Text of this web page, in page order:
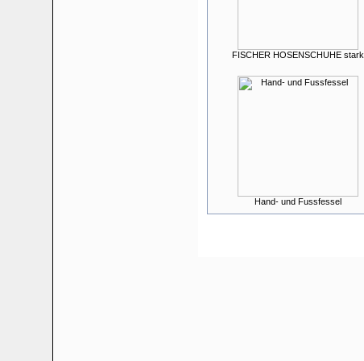
FISCHER HOSENSCHUHE stark
Hand- und Fussfessel